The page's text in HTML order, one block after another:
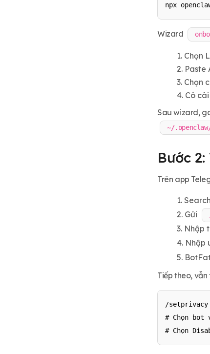
npx
Wizard
Chọn
Paste
Chọn
Có
Sau wizard,
~/
Bước
Trên app
Search
Gửi
Nhập
Nhập
Tiếp theo,
/setprivacy
# Chọn bot
# Chọn